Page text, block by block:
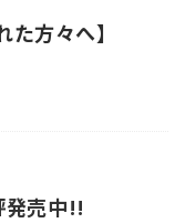
た方々へ】
売中!!